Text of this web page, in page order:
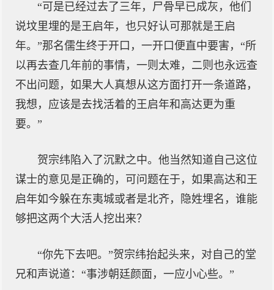
“可是已经过去了三年，尸骨早已成灰，他们
说坟里埋的是王启年，也只好认可那就是王启
年。”那名儒生终于开口，一开口便直中要害，“所
以再去查几年前的事情，一则太难，二则也永远查
不出问题，如果大人真想从这方面打开一条道路，
我想，应该是去找活着的王启年和高达更为重
要。”
贺宗纬陷入了沉默之中。他当然知道自己这位
谋士的意见是正确的，可问题在于，如果高达和王
启年如今躲在东夷城或者是北齐，隐姓埋名，谁能
够把这两个大活人挖出来？
“你先下去吧。”贺宗纬抬起头来，对自己的堂
兄和声说道：“事涉朝廷颜面，一应小心些。”